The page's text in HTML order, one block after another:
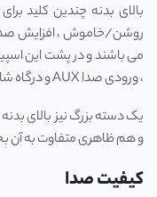
بالای بدنه چندین کلید
روشن/خاموش ، افزایش
می باشند و در پشت این
، ورودی صدا AUX و درگاه شارژ USB-C می باشد
یک دسته بزرگ نیز بالای
و هم ظاهری متفاوت به آن
کیفیت صدا